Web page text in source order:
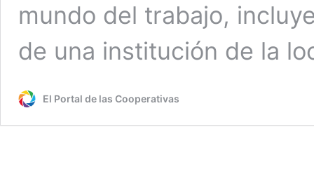
mundo del trabajo,
de una institución de la
El Portal de las Cooperativas